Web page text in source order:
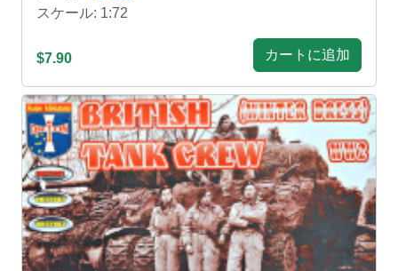
スケール: 1:72
$7.90 カートに追加